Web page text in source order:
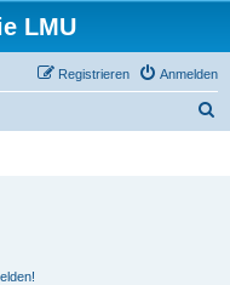
LMU
Anmelden
Registrieren